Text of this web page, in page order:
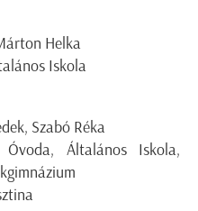
Helka
Iskola
Szabó Réka
Óvoda, Általános Iskola,